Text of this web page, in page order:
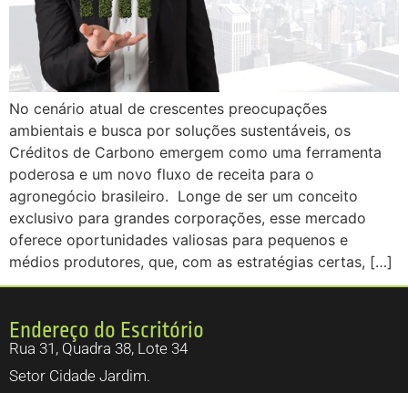
No cenário atual de crescentes preocupações
ambientais e busca por soluções sustentáveis, os
Créditos de Carbono emergem como uma ferramenta
poderosa e um novo fluxo de receita para o
agronegócio brasileiro. Longe de ser um conceito
exclusivo para grandes corporações, esse mercado
oferece oportunidades valiosas para pequenos e
médios produtores, que, com as estratégias certas, […]
Endereço do Escritório
Rua 31, Quadra 38, Lote 34
Setor Cidade Jardim.